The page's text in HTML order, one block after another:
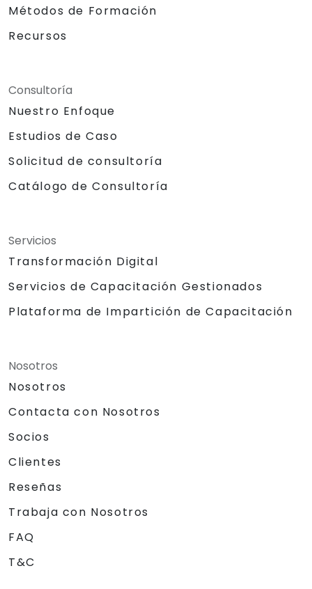
Métodos de Formación
Recursos
Consultoría
Nuestro Enfoque
Estudios de Caso
Solicitud de consultoría
Catálogo de Consultoría
Servicios
Transformación Digital
Servicios de Capacitación Gestionados
Plataforma de Impartición de Capacitación
Nosotros
Nosotros
Contacta con Nosotros
Socios
Clientes
Reseñas
Trabaja con Nosotros
FAQ
T&C